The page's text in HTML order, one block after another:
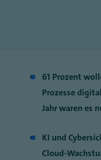
61 Prozent
Prozesse
Jahr waren es
KI und
Cloud-